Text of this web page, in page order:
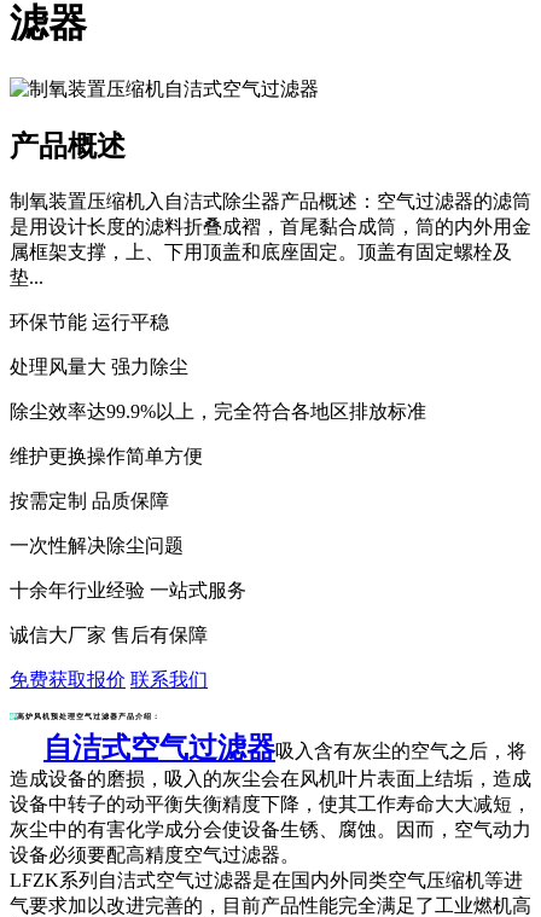
滤器
产品概述
制氧装置压缩机入自洁式除尘器产品概述：空气过滤器的滤筒
是用设计长度的滤料折叠成褶，首尾黏合成筒，筒的内外用金
属框架支撑，上、下用顶盖和底座固定。顶盖有固定螺栓及
垫...
环保节能 运行平稳
处理风量大 强力除尘
除尘效率达99.9%以上，完全符合各地区排放标准
维护更换操作简单方便
按需定制 品质保障
一次性解决除尘问题
十余年行业经验 一站式服务
诚信大厂家 售后有保障
免费获取报价 联系我们
高炉风机预处理空气过滤器产品介绍：
自洁式空气过滤器吸入含有灰尘的空气之后，将
造成设备的磨损，吸入的灰尘会在风机叶片表面上结垢，造成
设备中转子的动平衡失衡精度下降，使其工作寿命大大减短，
灰尘中的有害化学成分会使设备生锈、腐蚀。因而，空气动力
设备必须要配高精度空气过滤器。
LFZK系列 自洁式空气过滤器是在国内外同类空气压缩机等进
气要求加以改进完善的，目前产品性能完全满足了工业燃机高